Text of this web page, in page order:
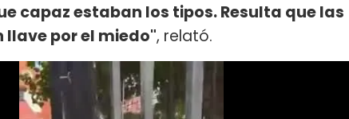
capaz estaban los tipos. Resulta que las
por el miedo", relató.